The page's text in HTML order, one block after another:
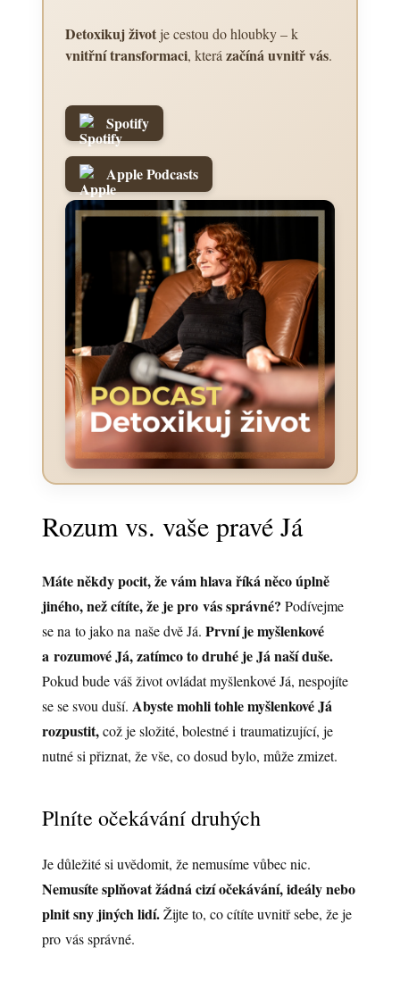
Detoxikuj život je cestou do hloubky – k
vnitřní transformaci, kterázačíná uvnitř vás.
Spotify
Apple Podcasts
Rozum vs. vaše pravé Já
Máte někdy pocit, že vám hlava říká něco úplně
jiného, než cítíte, že je pro vás správné?Podívejme
se na to jako na naše dvě Já. První je myšlenkové
a rozumové Já, zatímco to druhé je Já naší duše.
Pokud bude váš život ovládat myšlenkové Já, nespojíte
se se svou duší. Abyste mohli tohle myšlenkové Já
rozpustit,což je složité, bolestné i traumatizující, je
nutné si přiznat, že vše, co dosud bylo, může zmizet.
Plníte očekávání druhých
Je důležité si uvědomit, že nemusíme vůbec nic.
Nemusíte splňovat žádná cizí očekávání, ideály nebo
plnit sny jiných lidí.Žijte to, co cítíte uvnitř sebe, že je
pro vás správné.